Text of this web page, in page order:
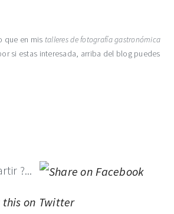
que en mis talleres de fotografía gastronómica
si estas interesada, arriba del blog puedes
?...